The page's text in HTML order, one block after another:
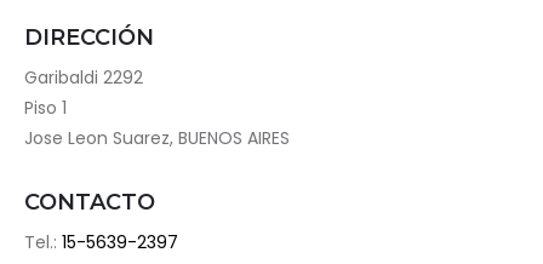
DIRECCIÓN
Garibaldi 2292
Piso 1
Jose Leon Suarez, BUENOS AIRES
CONTACTO
Tel.: 15-5639-2397